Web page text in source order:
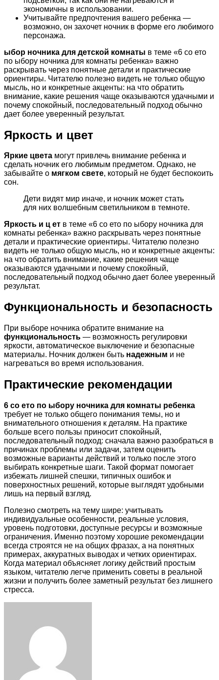
экономичны в использовании.
Учитывайте предпочтения вашего ребенка —
возможно, он захочет ночник в форме его любимого
персонажа.
ыбор ночника для детской комнаты в теме «6 со ето
по ыбору ночника для комнаты ребенка» важно
раскрывать через понятные детали и практические
ориентиры. Читателю полезно видеть не только общую
мысль, но и конкретные акценты: на что обратить
внимание, какие решения чаще оказываются удачными и
почему спокойный, последовательный подход обычно
дает более уверенный результат.
Яркость и цвет
Яркие цвета могут привлечь внимание ребенка и
сделать ночник его любимым предметом. Однако, не
забывайте о мягком свете, который не будет беспокоить
сон.
Дети видят мир иначе, и ночник может стать
для них волшебным светильником в темноте.
Яркость и ц ет в теме «6 со ето по ыбору ночника для
комнаты ребенка» важно раскрывать через понятные
детали и практические ориентиры. Читателю полезно
видеть не только общую мысль, но и конкретные акценты:
на что обратить внимание, какие решения чаще
оказываются удачными и почему спокойный,
последовательный подход обычно дает более уверенный
результат.
Функциональность и безопасность
При выборе ночника обратите внимание на
функциональность — возможность регулировки
яркости, автоматическое выключение и безопасные
материалы. Ночник должен быть надежным и не
нагреваться во время использования.
Практические рекомендации
6 со ето по ыбору ночника для комнаты ребенка
требует не только общего понимания темы, но и
внимательного отношения к деталям. На практике
больше всего пользы приносит спокойный,
последовательный подход: сначала важно разобраться в
причинах проблемы или задачи, затем оценить
возможные варианты действий и только после этого
выбирать конкретные шаги. Такой формат помогает
избежать лишней спешки, типичных ошибок и
поверхностных решений, которые выглядят удобными
лишь на первый взгляд.
Полезно смотреть на тему шире: учитывать
индивидуальные особенности, реальные условия,
уровень подготовки, доступные ресурсы и возможные
ограничения. Именно поэтому хорошие рекомендации
всегда строятся не на общих фразах, а на понятных
примерах, аккуратных выводах и четких ориентирах.
Когда материал объясняет логику действий простым
языком, читателю легче применить советы в реальной
жизни и получить более заметный результат без лишнего
стресса.